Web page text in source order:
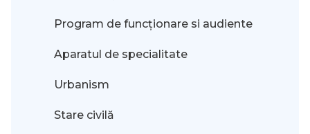
Program de funcționare si audiente
Aparatul de specialitate
Urbanism
Stare civilă